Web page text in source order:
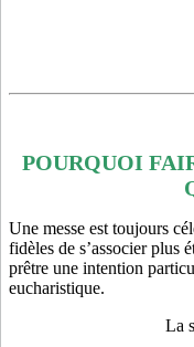
POURQUOI
Une messe est toujours
fidèles de s’associer plus
prêtre une intention
eucharistique.
La